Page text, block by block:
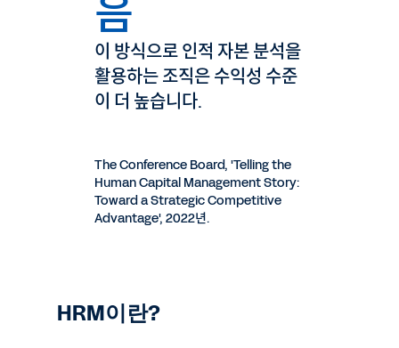
음
이 방식으로 인적 자본 분석을
활용하는 조직은 수익성 수준
이 더 높습니다.
The Conference Board, 'Telling the
Human Capital Management Story:
Toward a Strategic Competitive
Advantage', 2022년.
HRM이란?